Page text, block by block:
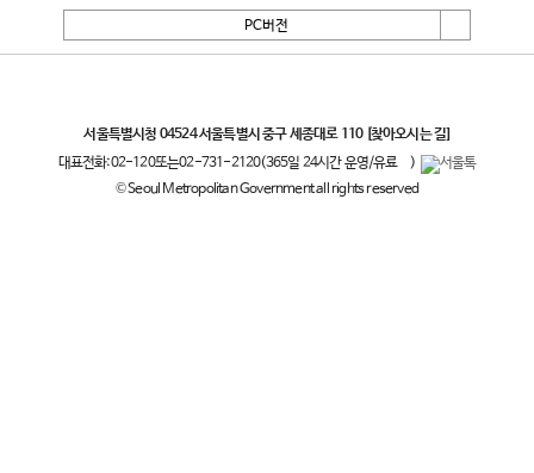
PC버전
서울특별시청 04524 서울특별시 중구 세종대로 110 [찾아오시는 길]
대표전화:02-120또는02-731-2120(365일 24시간 운영/유료
)
© Seoul Metropolitan Government all rights reserved